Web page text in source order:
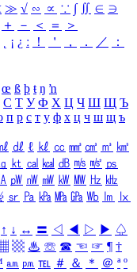
≫ √ ∽ ∝ ∵ ∫ ∬ ∈ ∋
＋ － ＜ ＝
＞
¡ ¿ ː ！ ＇ ， ． ／
：
œ ß þ ŧ ŋ ŉ
С Т У Ф Х Ц Ч Ш Щ Ъ
п р с т у ф х ц ч ш щ ъ
㎗ ℓ ㎘ ㏄ ㎣ ㎤ ㎥ ㎦
㏏ ㎈ ㎉ ㏈ ㎧ ㎨ ㎰
㎺ ㎻ ㎽ ㎾ ㎿ ㎐ ㎑
㏛ ㎩ ㎪ ㎫ ㎬ ㏝ ㏐
㏓
↑ ↓ ↔ 〓 ◁ ◀ ▷ ▶ ♤
▩ ♨ ☏ ☎ ☜ ☞ ¶ †
㏂ ㏘ ℡ ＃ ＆ ＊ ＠ ª º